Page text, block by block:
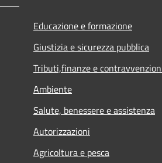
Educazione e formazione
Giustizia e sicurezza pubblica
Tributi,finanze e
Ambiente
Salute, benessere e assistenza
Autorizzazioni
Agricoltura e pesca